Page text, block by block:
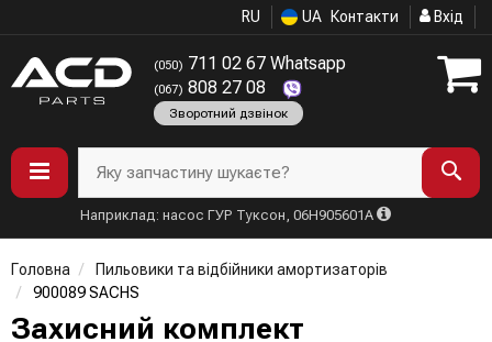
RU UA Контакти Вхід
(050) 711 02 67 Whatsapp
(067) 808 27 08
Зворотний дзвінок
Яку запчастину шукаєте?
Наприклад: насос ГУР Туксон, 06H905601A
Головна
Пильовики та відбійники амортизаторів
900089 SACHS
Захисний комплект